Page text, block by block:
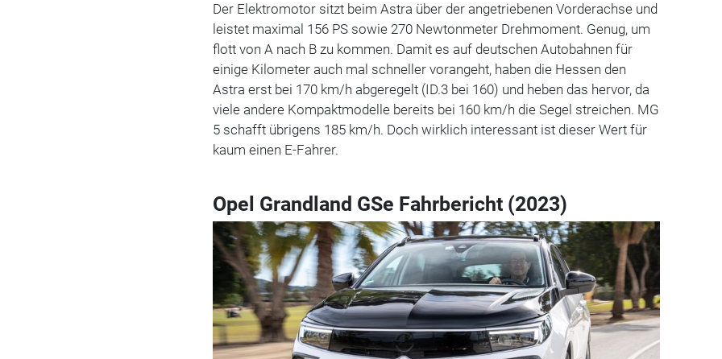
Der Elektromotor sitzt beim Astra über der angetriebenen Vorderachse und
leistet maximal 156 PS sowie 270 Newtonmeter Drehmoment. Genug, um
flott von A nach B zu kommen. Damit es auf deutschen Autobahnen für
einige Kilometer auch mal schneller vorangeht, haben die Hessen den
Astra erst bei 170 km/h abgeregelt (ID.3 bei 160) und heben das hervor, da
viele andere Kompaktmodelle bereits bei 160 km/h die Segel streichen. MG
5 schafft übrigens 185 km/h. Doch wirklich interessant ist dieser Wert für
kaum einen E-Fahrer.
Opel Grandland GSe Fahrbericht (2023)